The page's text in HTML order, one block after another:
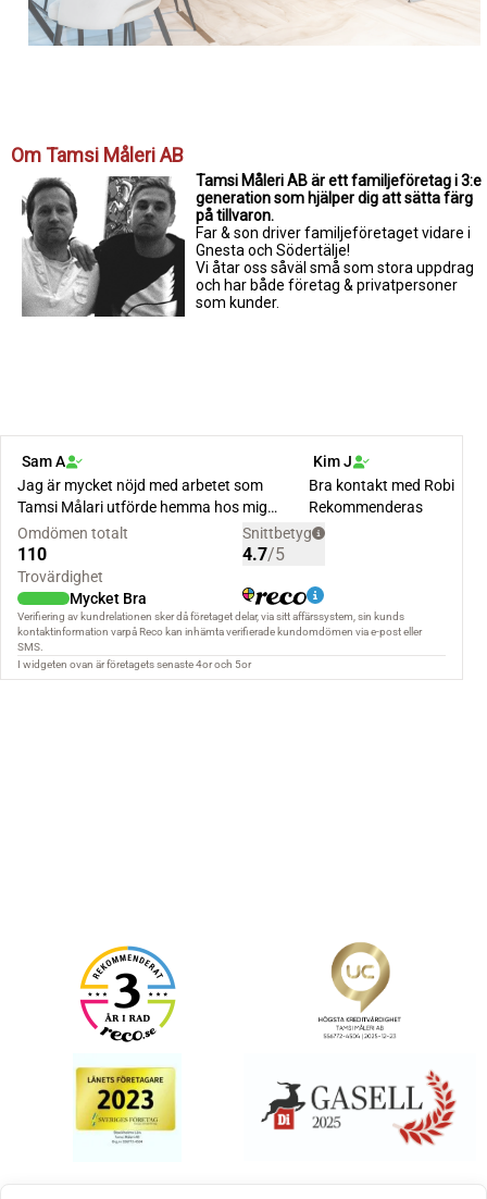
Om Tamsi Måleri AB
Tamsi Måleri AB är ett familjeföretag i 3:e
generation som hjälper dig att sätta färg
på tillvaron.
Far & son driver familjeföretaget vidare i
Gnesta och Södertälje!
Vi åtar oss såväl små som stora uppdrag
och har både företag & privatpersoner
som kunder.